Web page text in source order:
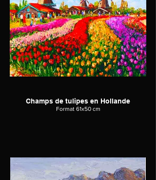
Champs de tulipes en Hollande
Format 61x50 cm